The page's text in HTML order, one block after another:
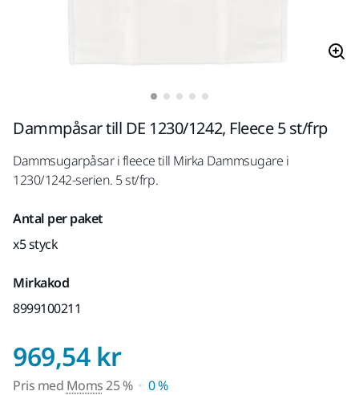
Dammpåsar till DE 1230/1242, Fleece 5 st/frp
Dammsugarpåsar i fleece till Mirka Dammsugare i
1230/1242-serien. 5 st/frp.
Antal per paket
x5 styck
Mirkakod
8999100211
969,54 krPris med Moms 25
Pris med Moms25 %
0 %